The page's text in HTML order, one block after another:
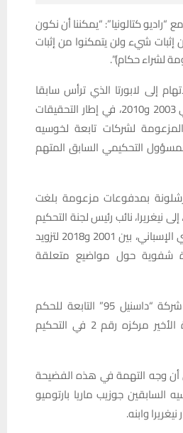
“راديو كتالونيا”: “يمكننا أن نكون
إثبات شيء ولن يتمكنوا من إثبات
لشراء حكام)”.
إلى لابورتا الذي ترأس سابقا
نادي برشلونة بين عامي 2003 و2010، في إطار التحقيقات
لشركات تابعة لخوسيه
المسؤول التحكيمي السابق المتهم
برشلونة بمدفوعات مزعومة بلغت
يورو، إلى نيغريرا، نائب رئيس لجنة التحكيم
الفنية السابق في الدوري الإسباني، بين 2001 و2018 لتزويد
شفوية حول مواضيع متعلقة
وتمت المدفوعات عبر شركة “داسنيل 95” التابعة للحكم
السابق، وانتهت بخسارة الأخير مركزه رقم 2 في التحكيم
أن وجه التهمة في هذه الفضيحة
السابقين جوزيب ماريا بارتوميو
وابنه.